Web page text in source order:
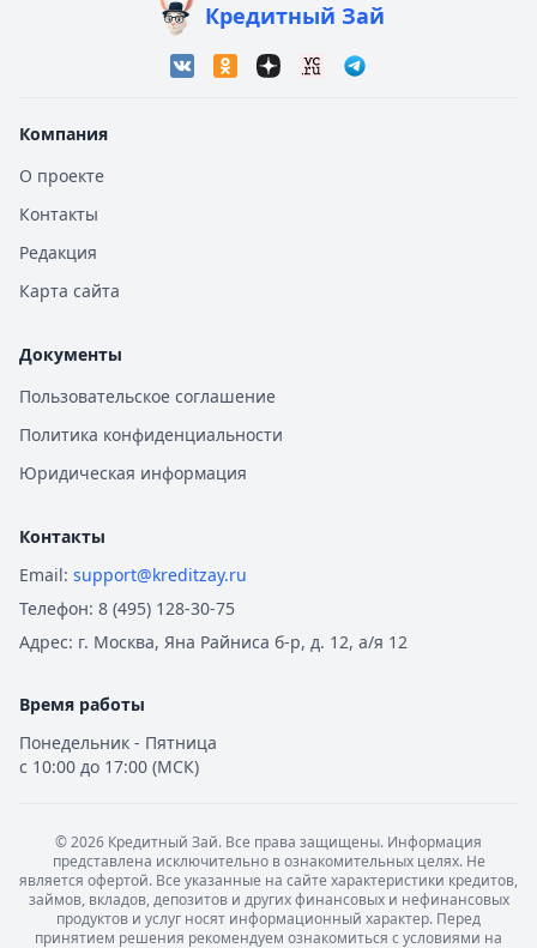
Кредитный Зай
Компания
О проекте
Контакты
Редакция
Карта сайта
Документы
Пользовательское соглашение
Политика конфиденциальности
Юридическая информация
Контакты
Email: support@kreditzay.ru
Телефон: 8 (495) 128-30-75
Адрес: г. Москва, Яна Райниса б-р, д. 12, а/я 12
Время работы
Понедельник - Пятница
с 10:00 до 17:00 (МСК)
©2026 Кредитный Зай. Все права защищены. Информация
представлена исключительно в ознакомительных целях. Не
является офертой. Все указанные на сайте характеристики кредитов,
займов, вкладов, депозитов и других финансовых и нефинансовых
продуктов и услуг носят информационный характер. Перед
принятием решения рекомендуем ознакомиться с условиями на